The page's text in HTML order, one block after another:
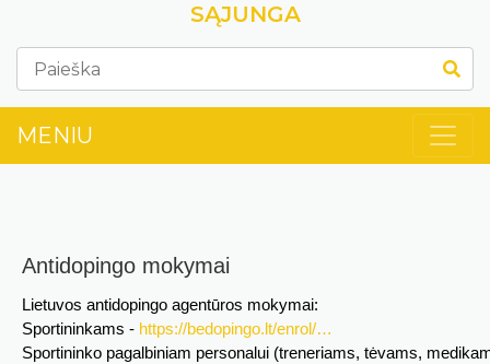
SĄJUNGA
MENIU
Antidopingo mokymai
Lietuvos antidopingo agentūros mokymai:
Sportininkams - https://bedopingo.lt/enrol/…
Sportininko pagalbiniam personalui (treneriams, tėvams,